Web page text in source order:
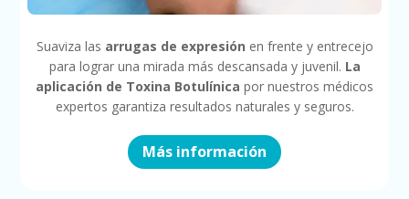
Suaviza las arrugas de expresión en frente y entrecejo
para lograr una mirada más descansada y juvenil. La
aplicación de Toxina Botulínica por nuestros médicos
expertos garantiza resultados naturales y seguros.
Más información